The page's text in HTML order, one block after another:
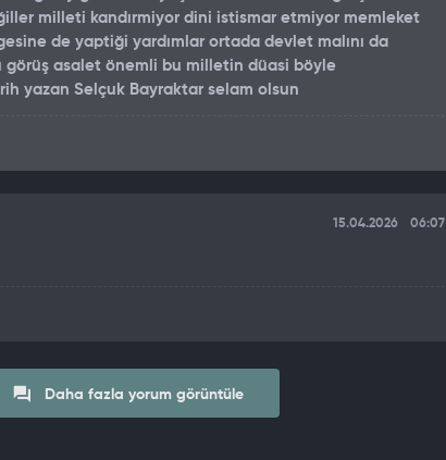
milleti kandırmiyor dini istismar etmiyor memleket
de yaptiği yardımlar ortada devlet malını da
görüş asalet önemli bu milletin düasi böyle
yazan Selçuk Bayraktar selam olsun
15.04.2026 06:07
Daha fazla yorum görüntüle